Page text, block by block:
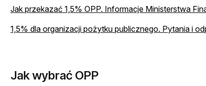
Jak przekazać 1,5% OPP. Informacje Ministerstwa
1,5% dla organizacji pożytku publicznego. Pytania i
Jak wybrać OPP